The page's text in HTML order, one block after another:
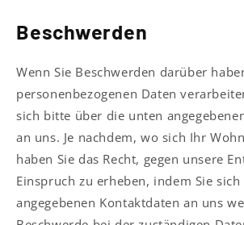
Beschwerden
Wenn Sie Beschwerden darüber
personenbezogenen Daten
sich bitte über die unten
an uns. Je nachdem, wo sich Ihr
haben Sie das Recht, gegen unsere
Einspruch zu erheben, indem Sie
angegebenen Kontaktdaten an uns